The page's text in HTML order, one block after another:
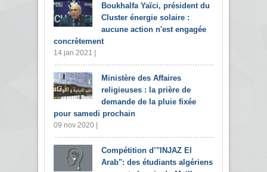
Boukhalfa Yaïci, président du
Cluster énergie solaire :
aucune action n'est engagée
concrètement
14 jan 2021 |
Ministère des Affaires
religieuses : la prière de
demande de la pluie fixée
pour samedi prochain
09 nov 2020 |
Compétition d’"INJAZ El
Arab": des étudiants algériens